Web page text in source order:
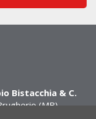
Bistacchia & C.
(MB)